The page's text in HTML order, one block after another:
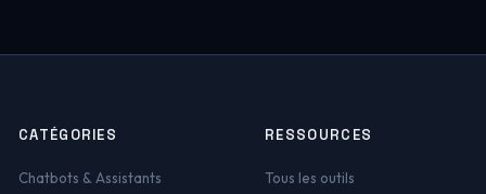
CATÉGORIES
Chatbots & Assistants
RESSOURCES
Tous les outils